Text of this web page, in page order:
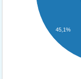
45,1%